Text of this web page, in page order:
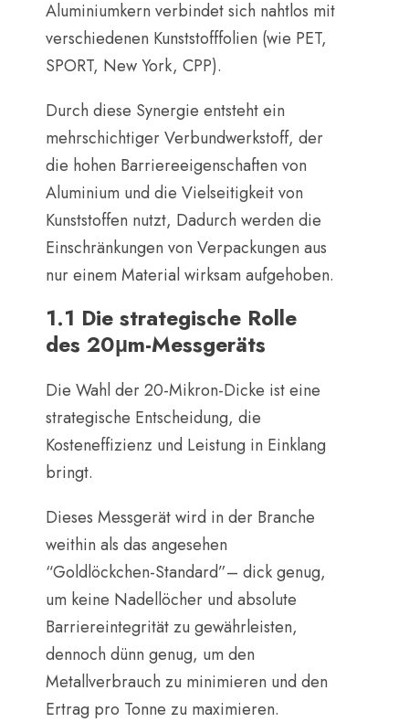
Aluminiumkern verbindet sich nahtlos mit
verschiedenen Kunststofffolien (wie PET,
SPORT, New York, CPP).
Durch diese Synergie entsteht ein
mehrschichtiger Verbundwerkstoff, der
die hohen Barriereeigenschaften von
Aluminium und die Vielseitigkeit von
Kunststoffen nutzt, Dadurch werden die
Einschränkungen von Verpackungen aus
nur einem Material wirksam aufgehoben.
1.1 Die strategische Rolle
des 20μm-Messgeräts
Die Wahl der 20-Mikron-Dicke ist eine
strategische Entscheidung, die
Kosteneffizienz und Leistung in Einklang
bringt.
Dieses Messgerät wird in der Branche
weithin als das angesehen
“Goldlöckchen-Standard”– dick genug,
um keine Nadellöcher und absolute
Barriereintegrität zu gewährleisten,
dennoch dünn genug, um den
Metallverbrauch zu minimieren und den
Ertrag pro Tonne zu maximieren.